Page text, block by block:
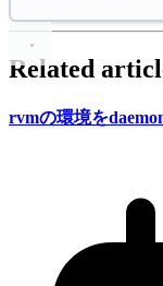
Related
rvmの環境を